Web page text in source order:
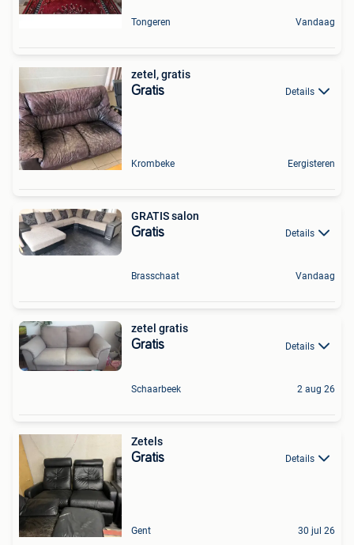
Tongeren Vandaag
zetel, gratis
Gratis Details
Krombeke Eergisteren
GRATIS salon
Gratis Details
Brasschaat Vandaag
zetel gratis
Gratis Details
Schaarbeek 2 aug 26
Zetels
Gratis Details
Gent 30 jul 26